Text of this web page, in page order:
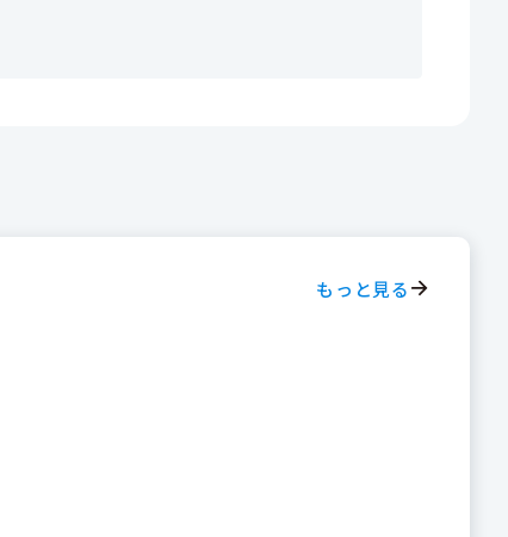
もっと見る